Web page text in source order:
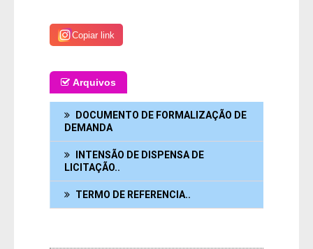
Copiar link
Arquivos
DOCUMENTO DE FORMALIZAÇÃO DE
DEMANDA
INTENSÃO DE DISPENSA DE
LICITAÇÃO..
TERMO DE REFERENCIA..